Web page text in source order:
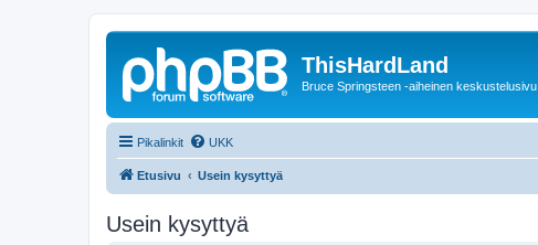
ThisHardLand
Bruce Springsteen -aiheinen keskustelusivu
Pikalinkit UKK
Etusivu Usein kysyttyä
Usein kysyttyä